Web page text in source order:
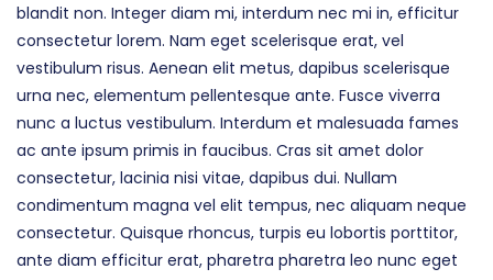
blandit non. Integer diam mi, interdum nec mi in, efficitur
consectetur lorem. Nam eget scelerisque erat, vel
vestibulum risus. Aenean elit metus, dapibus scelerisque
urna nec, elementum pellentesque ante. Fusce viverra
nunc a luctus vestibulum. Interdum et malesuada fames
ac ante ipsum primis in faucibus. Cras sit amet dolor
consectetur, lacinia nisi vitae, dapibus dui. Nullam
condimentum magna vel elit tempus, nec aliquam neque
consectetur. Quisque rhoncus, turpis eu lobortis porttitor,
ante diam efficitur erat, pharetra pharetra leo nunc eget